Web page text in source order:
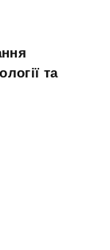
та